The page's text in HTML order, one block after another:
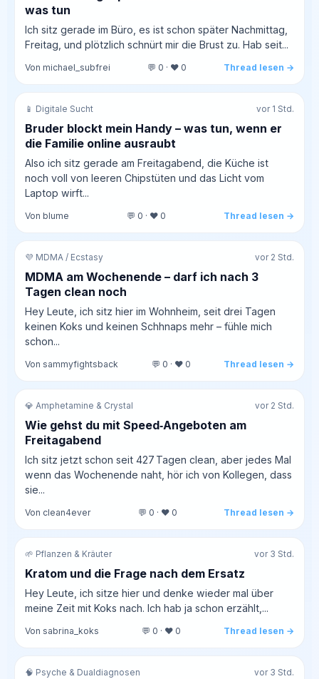
was tun
Ich sitz gerade im Büro, es ist schon später Nachmittag,
Freitag, und plötzlich schnürt mir die Brust zu. Hab seit...
Von michael_subfrei 💬 0 · ❤️ 0 Thread lesen →
📱 Digitale Sucht vor 1 Std.
Bruder blockt mein Handy – was tun, wenn er
die Familie online ausraubt
Also ich sitz gerade am Freitagabend, die Küche ist
noch voll von leeren Chipstüten und das Licht vom
Laptop wirft...
Von blume 💬 0 · ❤️ 0 Thread lesen →
💜 MDMA / Ecstasy vor 2 Std.
MDMA am Wochenende – darf ich nach 3
Tagen clean noch
Hey Leute, ich sitz hier im Wohnheim, seit drei Tagen
keinen Koks und keinen Schhnaps mehr – fühle mich
schon...
Von sammyfightsback 💬 0 · ❤️ 0 Thread lesen →
💎 Amphetamine & Crystal vor 2 Std.
Wie gehst du mit Speed‑Angeboten am
Freitagabend
Ich sitz jetzt schon seit 427 Tagen clean, aber jedes Mal
wenn das Wochenende naht, hör ich von Kollegen, dass
sie...
Von clean4ever 💬 0 · ❤️ 0 Thread lesen →
🌱 Pflanzen & Kräuter vor 3 Std.
Kratom und die Frage nach dem Ersatz
Hey Leute, ich sitze hier und denke wieder mal über
meine Zeit mit Koks nach. Ich hab ja schon erzählt,...
Von sabrina_koks 💬 0 · ❤️ 0 Thread lesen →
🧠 Psyche & Dualdiagnosen vor 3 Std.